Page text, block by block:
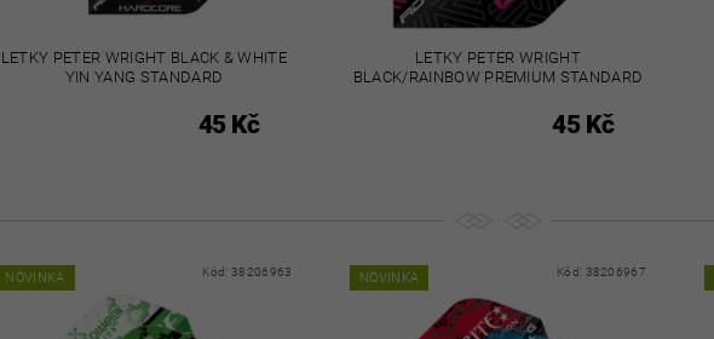
LETKY PETER WRIGHT BLACK & WHITE
YIN YANG STANDARD
45 Kč
LETKY PETER WRIGHT
BLACK/RAINBOW PREMIUM STANDARD
45 Kč
NOVINKA Kód: 38206963 NOVINKA Kód: 38206967